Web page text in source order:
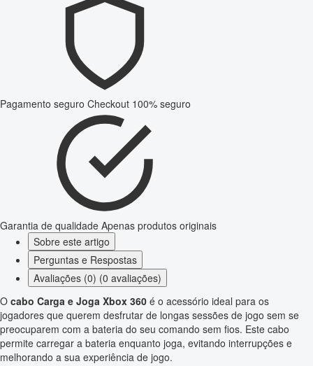
Pagamento seguro Checkout 100% seguro
Garantia de qualidade Apenas produtos originais
Sobre este artigo
Perguntas e Respostas
Avaliações (0) (0 avaliações)
O cabo Carga e Joga Xbox 360 é o acessório ideal para os
jogadores que querem desfrutar de longas sessões de jogo sem se
preocuparem com a bateria do seu comando sem fios. Este cabo
permite carregar a bateria enquanto joga, evitando interrupções e
melhorando a sua experiência de jogo.